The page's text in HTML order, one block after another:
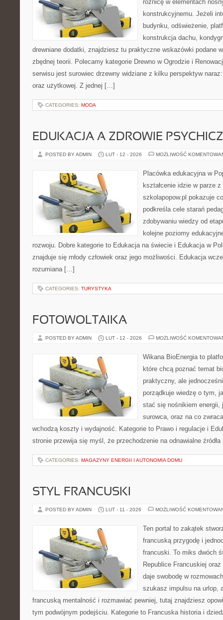
różnicę w elementach
konstrukcyjnemu. Jeżeli
budynku, odświeżenie,
konstrukcja dachu,
drewniane dodatki, znajdziesz tu praktyczne wskazówki podane
zbędnej teorii. Polecamy kategorie Drewno w Ogrodzie i
serwisu jest surowiec drzewny widziane z kilku perspektyw
oraz użytkowej. Z jednej […]
CATEGORIES: MODA
EDUKACJA A ZDROWIE
POSTED BY ADMIN LUT - 12 - 2026 MOŻLIWOŚĆ
Placówka edukacyjna w
kształcenie idzie w parze
szkolapopow.pl pokazuje
podkreśla cele starań
zdobywaniu wiedzy od
kolejne poziomy
rozwoju. Dobre kategorie to Edukacja na świecie i Edukacja w
znajduje się młody człowiek oraz jego możliwości. Edukacja
rozumiana […]
CATEGORIES: TURYSTYKA
FOTOWOLTAIKA
POSTED BY ADMIN LUT - 12 - 2026 MOŻLIWOŚĆ
Wikana BioEnergia to
które chcą poznać temat
praktyczny, ale
porządkuje wiedzę o tym,
stać się nośnikiem energii,
surowca, oraz na co
wchodzą koszty i wydajność. Kategorie to Prawo i regulacje i
stronie przewija się myśl, że przechodzenie na odnawialne
CATEGORIES: MAGAZYNY ENERGII I AUTONOMIA DOMU
STYL FRANCUSKI
POSTED BY ADMIN LUT - 11 - 2026 MOŻLIWOŚĆ
Ten portal to zakątek
francuską przygodę i
francuski. To miks dwóch
Republice Francuskiej
daje swobodę w
szukasz impulsu na urlop,
francuską mentalność i rozmawiać pewniej, tutaj znajdziesz
tym podwójnym podejściu. Kategorie to Francuska historia i